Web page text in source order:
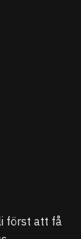
först att få